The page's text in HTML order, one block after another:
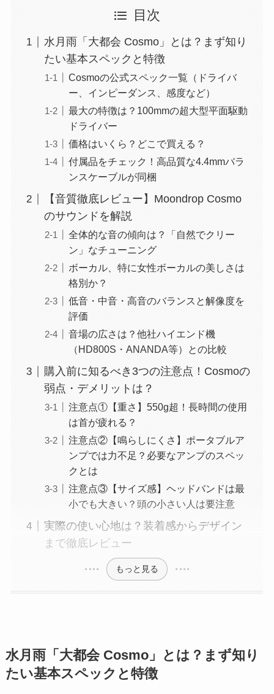
目次
水月雨「大都会 Cosmo」とは？まず知り
たい基本スペックと特徴
Cosmoの公式スペック一覧（ドライバ
ー、インピーダンス、感度など）
最大の特徴は？100mmの超大型平面駆動
ドライバー
価格はいくら？どこで買える？
付属品をチェック！高品質な4.4mmバラ
ンスケーブルが同梱
【音質徹底レビュー】Moondrop Cosmo
のサウンドを解説
全体的な音の傾向は？「自然でクリー
ン」なチューニング
ボーカル、特に女性ボーカルの美しさは
格別か？
低音・中音・高音のバランスと解像度を
評価
音場の広さは？他社ハイエンド機
（HD800S・ANANDA等）との比較
購入前に知るべき3つの注意点！Cosmoの
弱点・デメリットは？
注意点①【重さ】550g超！長時間の使用
は首が疲れる？
注意点②【鳴らしにくさ】ポータブルア
ンプでは力不足？必要なアンプのスペッ
クとは
注意点③【サイズ感】ヘッドバンドは最
小でも大きい？頭の小さい人は要注意
実際の使い心地は？装着感からデザイン
まで徹底レビュー
もっと見る
水月雨「大都会 Cosmo」とは？まず知り
たい基本スペックと特徴